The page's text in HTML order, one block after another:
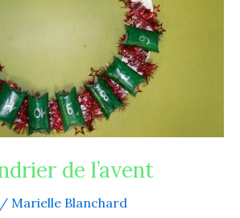
de l’avent
/ Marielle Blanchard